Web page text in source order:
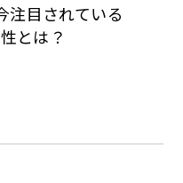
注目されている
とは？